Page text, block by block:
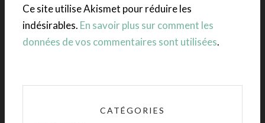
Ce site utilise Akismet pour réduire les
indésirables. En savoir plus sur comment les
données de vos commentaires sont utilisées.
CATÉGORIES